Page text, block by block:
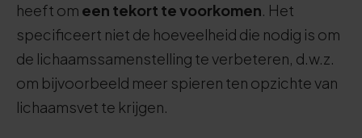
heeft om een tekort te voorkomen. Het
specificeert niet de hoeveelheid die nodig is om
de lichaamssamenstelling te verbeteren, d.w.z.
om bijvoorbeeld meer spieren ten opzichte van
lichaamsvet te krijgen.